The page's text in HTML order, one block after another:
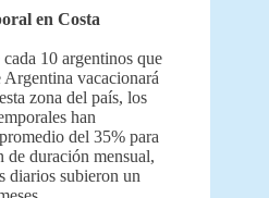
en Costa
cada 10 argentinos que
vacacionará
zona del país, los
han
del 35% para
de duración mensual,
diarios subieron un